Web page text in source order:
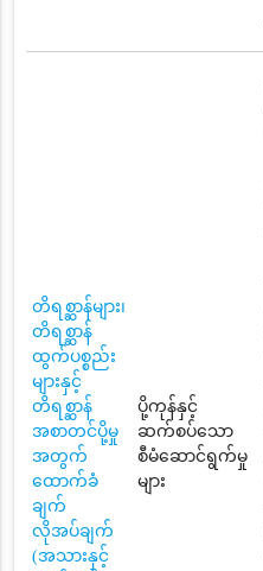
တိရစ္ဆာန်များ၊
တိရစ္ဆာန်
ထွက်ပစ္စည်း
များနှင့်
တိရစ္ဆာန်
အစာတင်ပို့မှု
အတွက်
ထောက်ခံ
ချက်
လိုအပ်ချက်
(အသားနှင့်
ပို့ကုန်နှင့်
ဆက်စပ်သော
စီမံဆောင်ရွက်မှု
များ